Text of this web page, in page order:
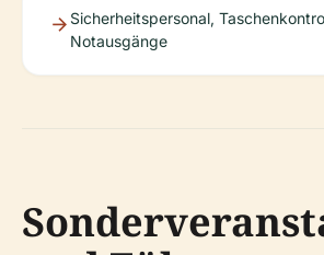
Sicherheitspersonal,
Notausgänge